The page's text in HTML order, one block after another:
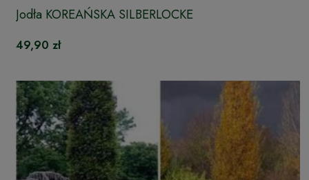
Jodła KOREAŃSKA SILBERLOCKE
49,90 zł